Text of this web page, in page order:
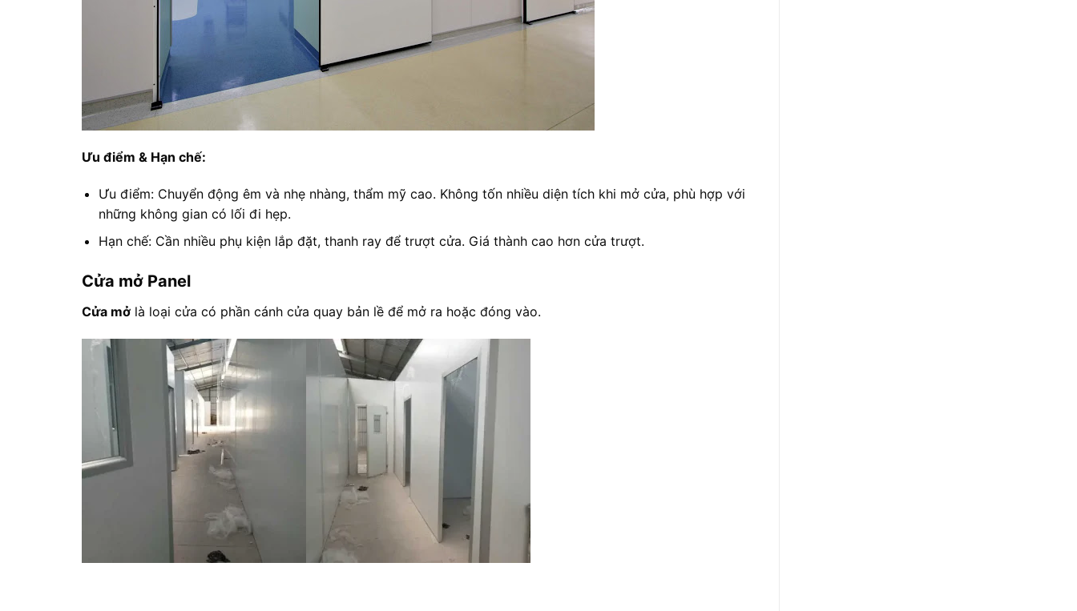
Ưu điểm & Hạn chế:
Ưu điểm: Chuyển động êm và nhẹ nhàng, thẩm mỹ cao. Không tốn nhiều diện tích khi mở cửa, phù hợp với
những không gian có lối đi hẹp.
Hạn chế: Cần nhiều phụ kiện lắp đặt, thanh ray để trượt cửa. Giá thành cao hơn cửa trượt.
Cửa mở Panel
Cửa mở là loại cửa có phần cánh cửa quay bản lề để mở ra hoặc đóng vào.